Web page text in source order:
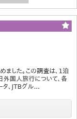
した。この調査は、1泊
外国人旅行について、各
、JTBグル...